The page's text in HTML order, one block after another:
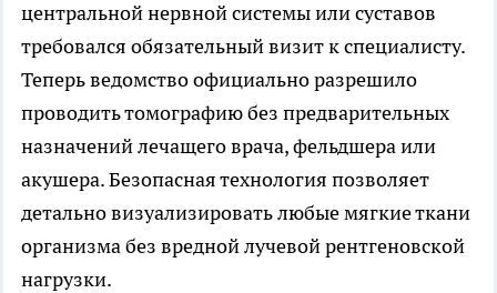
центральной нервной системы или суставов
требовался обязательный визит к специалисту.
Теперь ведомство официально разрешило
проводить томографию без предварительных
назначений лечащего врача, фельдшера или
акушера. Безопасная технология позволяет
детально визуализировать любые мягкие ткани
организма без вредной лучевой рентгеновской
нагрузки.